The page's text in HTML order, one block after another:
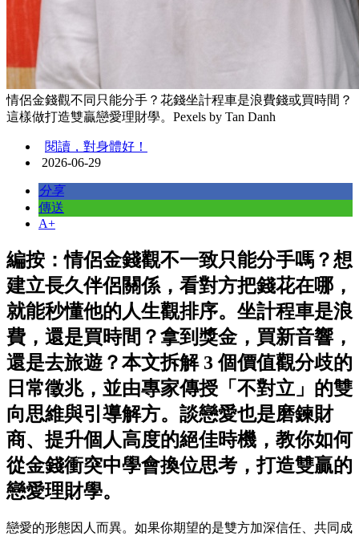
情侶金錢觀不同只能分手？花錢坐計程車是浪費錢或買時間？
這樣做打造雙贏戀愛理財學。Pexels by Tan Danh
閱讀，對身體好！
2026-06-29
分享
傳送
A+
編按：情侶金錢觀不一致只能分手嗎？想
建立長久伴侶關係，看對方把錢花在哪，
就能秒懂他的人生觀排序。坐計程車是浪
費，還是買時間？拿到獎金，買新音響，
還是去旅遊？本文拆解 3 個價值觀分歧的
日常徵兆，並由專家傳授「不對立」的雙
向思維與引導解方。談戀愛也是磨鍊財
商、提升個人高度的絕佳時機，教你如何
從金錢衝突中學會換位思考，打造雙贏的
戀愛理財學。
戀愛的形態因人而異。如果你期望的是雙方加深信任、共同成